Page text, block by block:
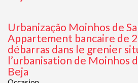
Urbanização Moinhos de
Appartement bancaire de
débarras dans le grenier
l’urbanisation de Moinhos
Beja